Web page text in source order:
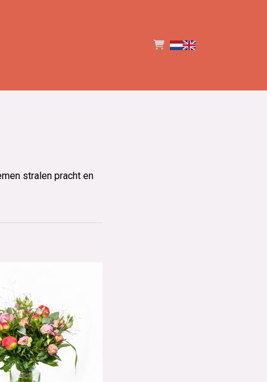
stralen pracht en